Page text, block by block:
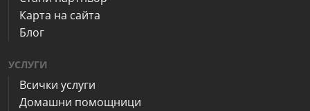
Карта на сайта
Блог
УСЛУГИ
Всички услуги
Домашни помощници